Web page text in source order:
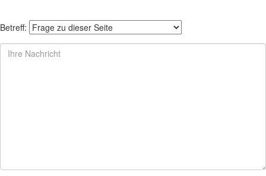
Betreff: